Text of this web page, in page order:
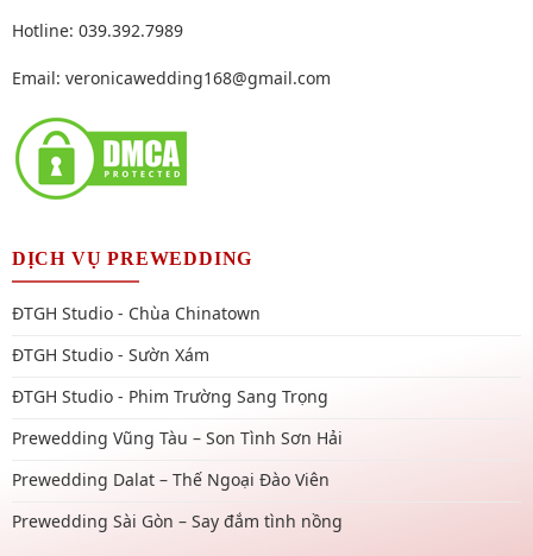
Hotline: 039.392.7989
Email: veronicawedding168@gmail.com
DỊCH VỤ PREWEDDING
ĐTGH Studio - Chùa Chinatown
ĐTGH Studio - Sườn Xám
ĐTGH Studio - Phim Trường Sang Trọng
Prewedding Vũng Tàu – Son Tình Sơn Hải
Prewedding Dalat – Thế Ngoại Đào Viên
Prewedding Sài Gòn – Say đắm tình nồng